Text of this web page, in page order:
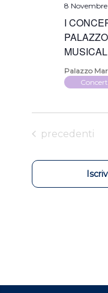
I
8 Novembre
Palazzo
Eventi
precedenti